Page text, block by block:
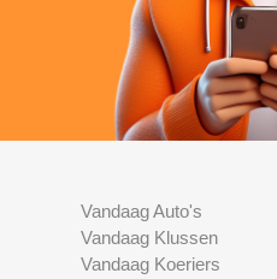
Vandaag Auto's
Vandaag Klussen
Vandaag Koeriers